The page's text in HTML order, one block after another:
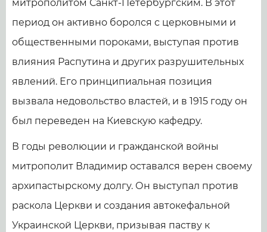
митрополитом Санкт-Петербургским. В этот
период он активно боролся с церковными и
общественными пороками, выступая против
влияния Распутина и других разрушительных
явлений. Его принципиальная позиция
вызвала недовольство властей, и в 1915 году он
был переведен на Киевскую кафедру.
В годы революции и гражданской войны
митрополит Владимир оставался верен своему
архипастырскому долгу. Он выступал против
раскола Церкви и создания автокефальной
Украинской Церкви, призывая паству к